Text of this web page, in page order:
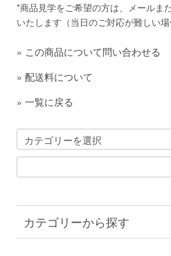
*商品見学をご希望の方は、メールま
いたします（当日のご対応が難しい場
» この商品について問い合わせる
»配送料について
»一覧に戻る
カテゴリーから探す